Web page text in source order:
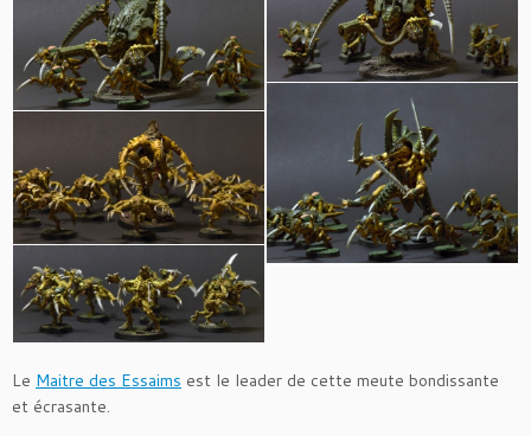
Le Maitre des Essaims est le leader de cette meute bondissante
et écrasante.